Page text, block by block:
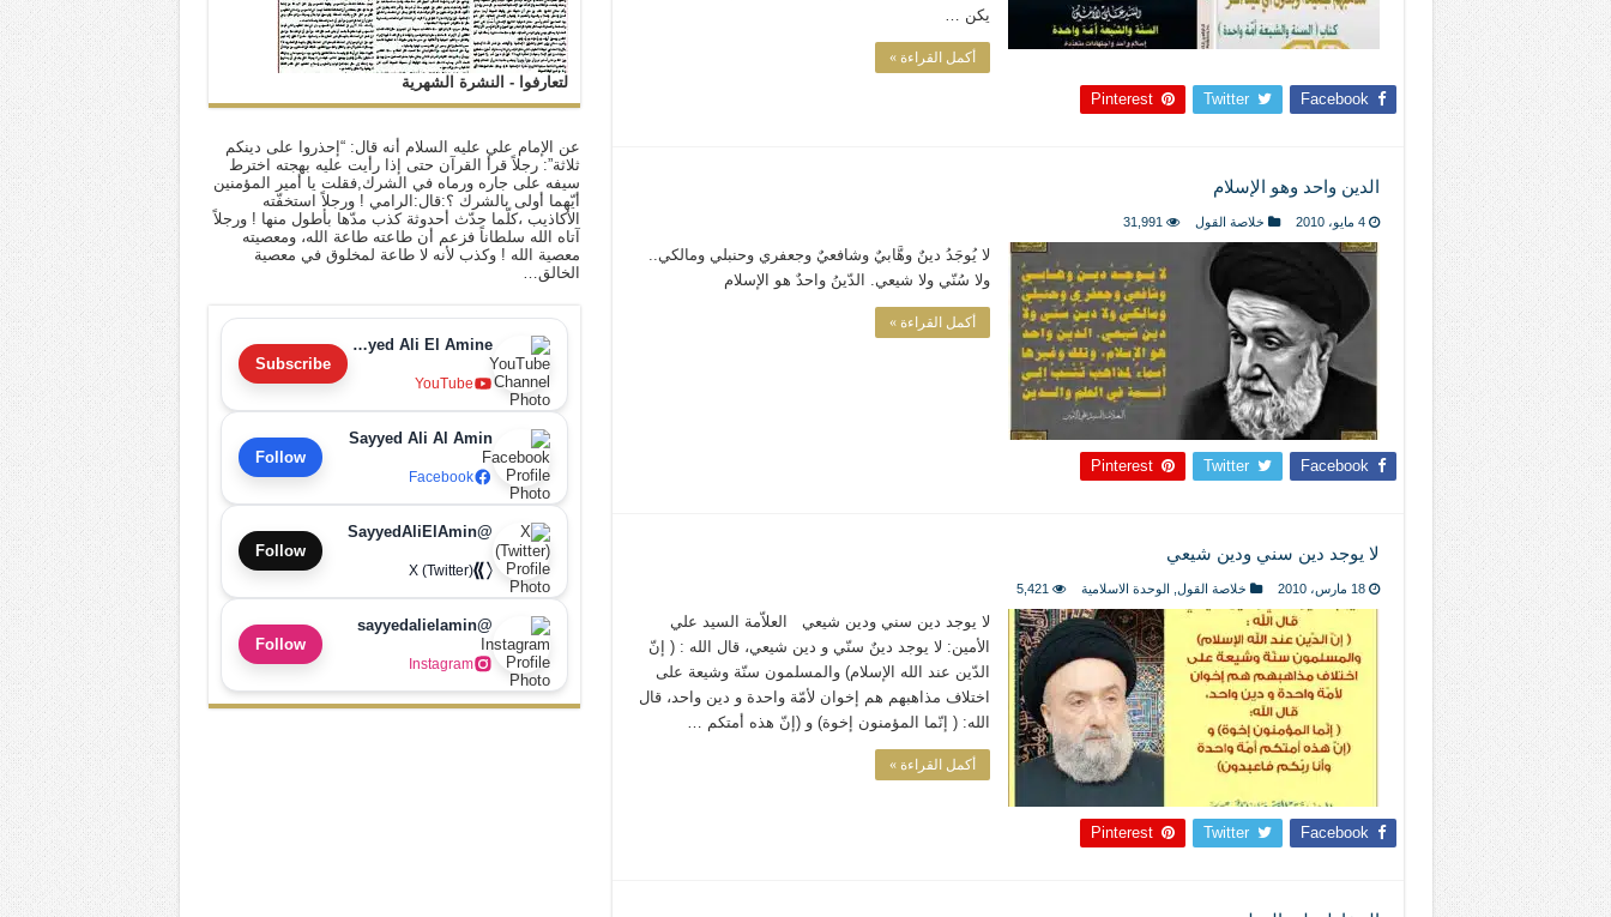
يكن …
أكمل القراءة »
Facebook
Twitter
Pinterest
الدين واحد وهو الإسلام
4 مايو، 2010 خلاصة القول 31,991
لا يُوجَدُ دينٌ وهَّابيٌ وشافعيٌ وجعفري وحنبلي ومالكي..
ولا سُنّي ولا شيعي. الدّينُ واحدٌ هو الإسلام
أكمل القراءة »
Facebook
Twitter
Pinterest
لا يوجد دين سني ودين شيعي
18 مارس، 2010 خلاصة القول الوحدة الاسلامية 5,421
لا يوجد دين سني ودين شيعي العلاّمة السيد علي
الأمين: لا يوجد دينٌ سنّي و دين شيعي، قال الله : ( إنّ
الدّين عند الله الإسلام) والمسلمون سنّة وشيعة على
اختلاف مذاهبهم هم إخوان لأمّة واحدة و دين واحد، قال
الله: ( إنّما المؤمنون إخوة) و (إنّ هذه أمتكم …
أكمل القراءة »
Facebook
Twitter
Pinterest
لتعارفوا - النشرة الشهرية
عن الإمام علي عليه السلام أنه قال: “إحذروا على دينكم
ثلاثة”: رجلاً قرأ القرآن حتى إذا رأيت عليه بهجته اخترط
سيفه على جاره ورماه في الشرك,فقلت يا أمير المؤمنين
أيّهما أولى بالشرك ؟:قال:الرامي ! ورجلاً استخفّته
الأكاذيب ،كلّما حدّث أحدوثة كذب مدّها بأطول منها ! ورجلاً
آتاه الله سلطاناً فزعم أن طاعته طاعة الله، ومعصيته
معصية الله ! وكذب لأنه لا طاعة لمخلوق في معصية
الخالق…
Sayyed Ali El Amine
YouTube
Subscribe
Sayyed Ali Al Amin
Facebook
Follow
@SayyedAliElAmin
X (Twitter)
Follow
@sayyedalielamin
Instagram
Follow